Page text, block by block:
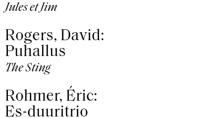
Jules et Jim
Rogers, David:
Puhallus
The Sting
Rohmer, Éric:
Es-duuritrio